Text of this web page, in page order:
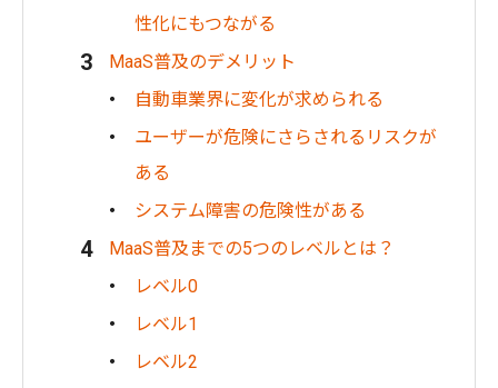
性化にもつながる
MaaS普及のデメリット
自動車業界に変化が求められる
ユーザーが危険にさらされるリスクが
ある
システム障害の危険性がある
MaaS普及までの5つのレベルとは？
レベル0
レベル1
レベル2